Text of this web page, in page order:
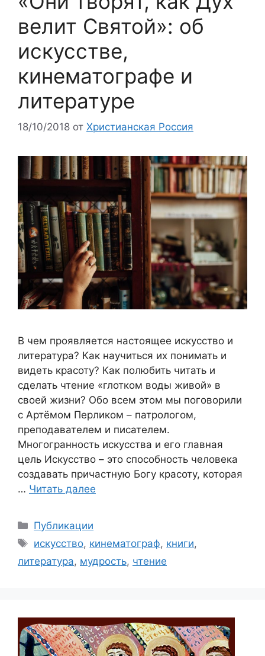
велит Святой»: об
искусстве,
кинематографе и
литературе
18/10/2018 от Христианская Россия
В чем проявляется настоящее искусство и
литература? Как научиться их понимать и
видеть красоту? Как полюбить читать и
сделать чтение «глотком воды живой» в
своей жизни? Обо всем этом мы поговорили
с Артёмом Перликом – патрологом,
преподавателем и писателем.
Многогранность искусства и его главная
цель Искусство – это способность человека
создавать причастную Богу красоту, которая
… Читать далее
Рубрики
Публикации
Метки
искусство, кинематограф, книги,
литература, мудрость, чтение